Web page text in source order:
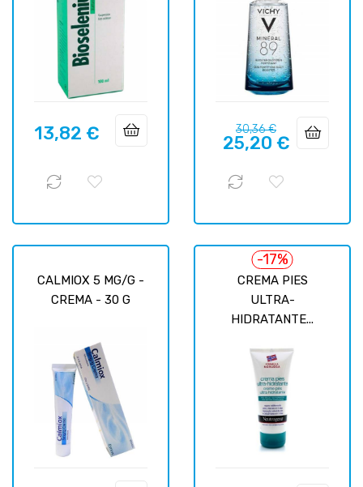
Precio
13,82 €
Precio
regular
30,36 €Precio
25,20 €
CALMIOX 5 MG/G -
CREMA - 30 G
CREMA PIES
ULTRA-
HIDRATANTE...
-17%